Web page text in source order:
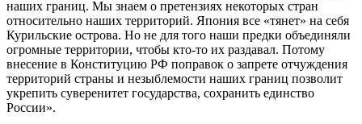
наших границ. Мы знаем о претензиях некоторых стран
относительно наших территорий. Япония все «тянет» на себя
Курильские острова. Но не для того наши предки объединяли
огромные территории, чтобы кто-то их раздавал. Потому
внесение в Конституцию РФ поправок о запрете отчуждения
территорий страны и незыблемости наших границ позволит
укрепить суверенитет государства, сохранить единство
России».